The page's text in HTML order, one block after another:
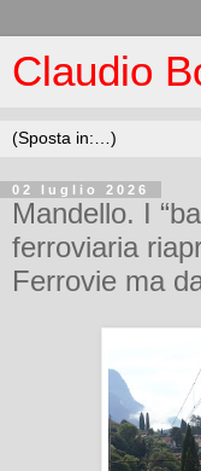
Claudio
02 luglio 2026
Mandello. I
ferroviaria
Ferrovie ma